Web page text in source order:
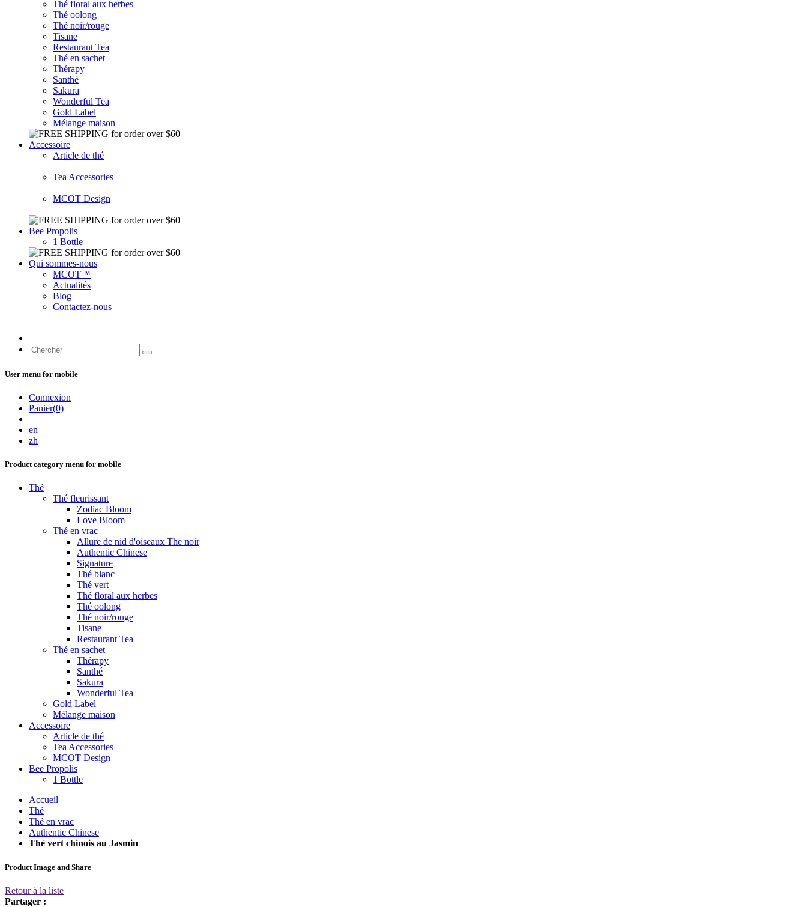
Thé floral aux herbes
Thé oolong
Thé noir/rouge
Tisane
Restaurant Tea
Thé en sachet
Thérapy
Santhé
Sakura
Wonderful Tea
Gold Label
Mélange maison
Accessoire
Article de thé
Tea Accessories
MCOT Design
Bee Propolis
1 Bottle
Qui sommes-nous
MCOT™
Actualités
Blog
Contactez-nous
User menu for mobile
Connexion
Panier(0)
en
zh
Product category menu for mobile
Thé
Thé fleurissant
Zodiac Bloom
Love Bloom
Thé en vrac
Allure de nid d'oiseaux The noir
Authentic Chinese
Signature
Thé blanc
Thé vert
Thé floral aux herbes
Thé oolong
Thé noir/rouge
Tisane
Restaurant Tea
Thé en sachet
Thérapy
Santhé
Sakura
Wonderful Tea
Gold Label
Mélange maison
Accessoire
Article de thé
Tea Accessories
MCOT Design
Bee Propolis
1 Bottle
Accueil
Thé
Thé en vrac
Authentic Chinese
Thé vert chinois au Jasmin
Product Image and Share
Retour à la liste
Partager :